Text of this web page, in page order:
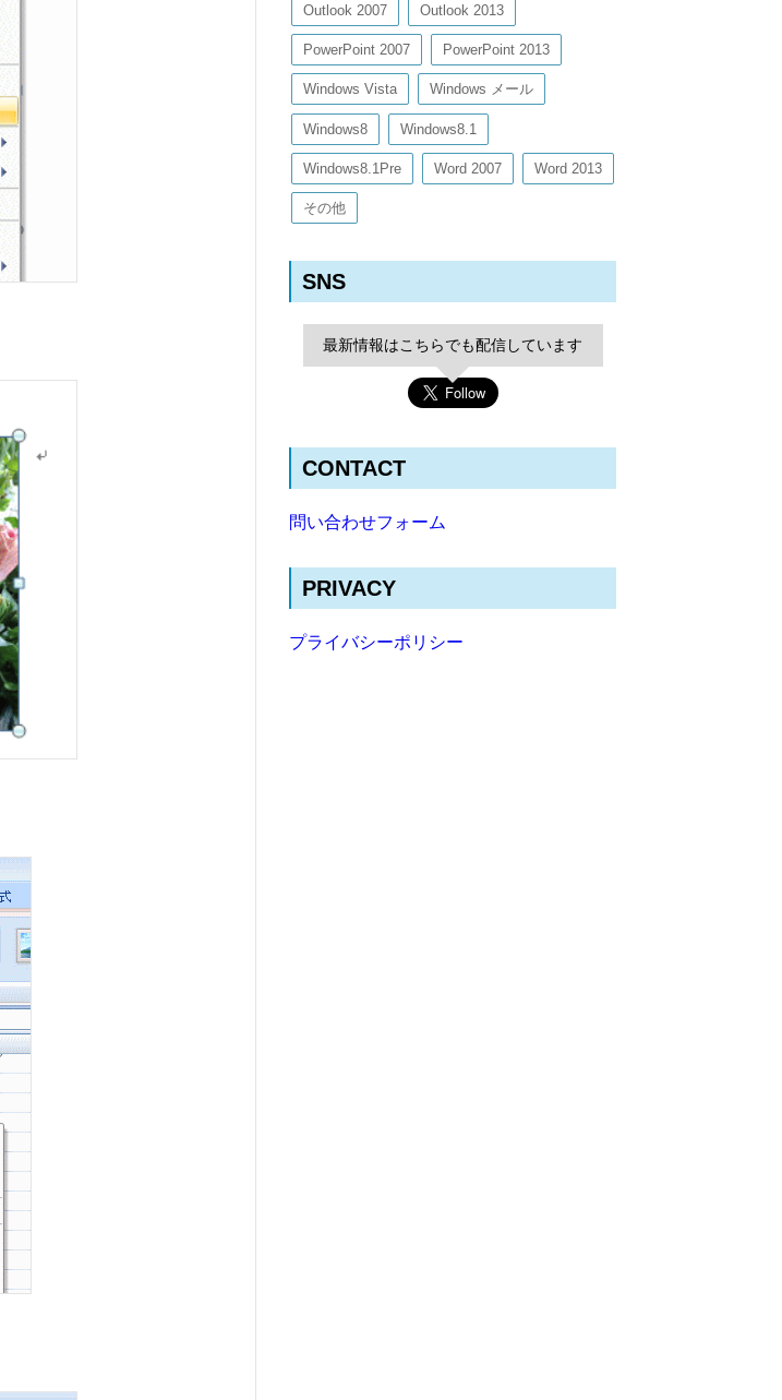
Outlook 2007 Outlook 2013
PowerPoint 2007 PowerPoint 2013
Windows Vista Windows メール
Windows8 Windows8.1
Windows8.1Pre Word 2007 Word 2013
その他
SNS
最新情報はこちらでも配信しています
CONTACT
問い合わせフォーム
PRIVACY
プライバシーポリシー